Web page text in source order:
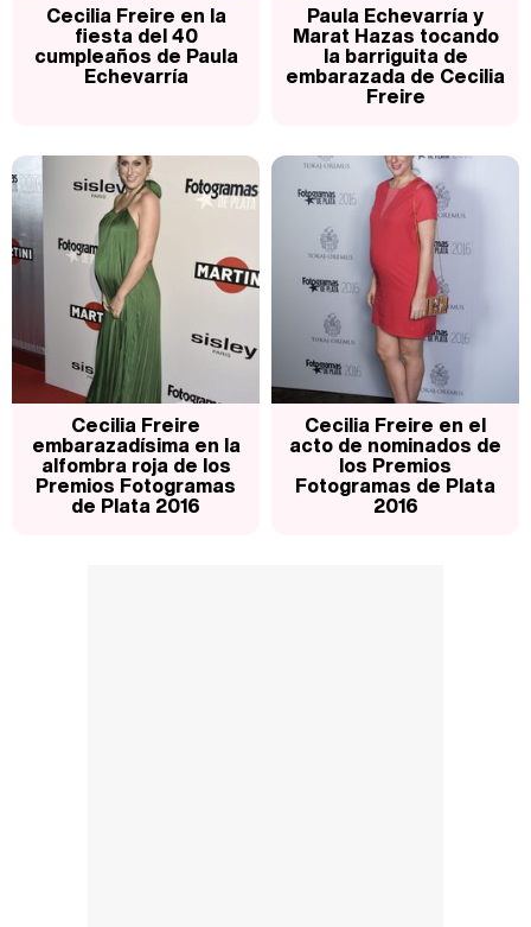
Cecilia Freire en la
fiesta del 40
cumpleaños de Paula
Echevarría
Paula Echevarría y
Marat Hazas tocando
la barriguita de
embarazada de Cecilia
Freire
Cecilia Freire
embarazadísima en la
alfombra roja de los
Premios Fotogramas
de Plata 2016
Cecilia Freire en el
acto de nominados de
los Premios
Fotogramas de Plata
2016